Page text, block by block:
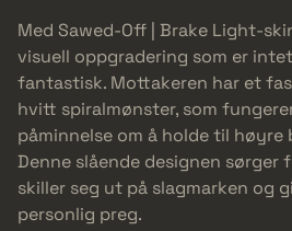
Med Sawed-Off | Brake Light-
visuell oppgradering som er
fantastisk. Mottakeren har et
hvitt spiralmønster, som
påminnelse om å holde til høyre
Denne slående designen sørger
skiller seg ut på slagmarken og
personlig preg.